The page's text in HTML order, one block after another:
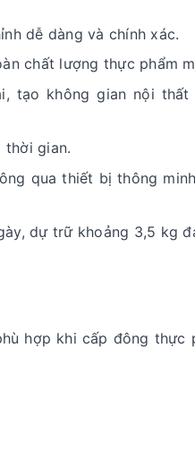
dễ dàng và chính xác.
chất lượng thực phẩm
tạo không gian nội thất
thời gian.
qua thiết bị thông
dự trữ khoảng 3,5 kg
hợp khi cấp đông thực